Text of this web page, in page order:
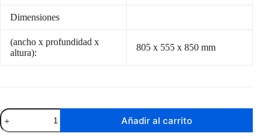
Dimensiones
(ancho x profundidad x
altura):
805 x 555 x 850 mm
Freezer
Horizontal
James
Añadir al carrito